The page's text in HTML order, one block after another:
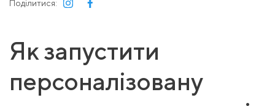
Поділитися:
Як запустити
персоналізовану